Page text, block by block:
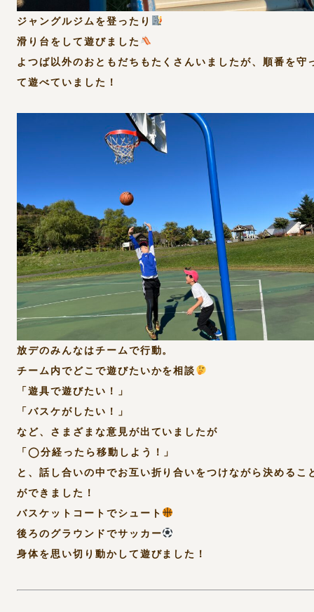
ジャングルジムを登ったり
滑り台をして遊びました
よつば以外のおともだちもたくさんいましたが、順番を守
て遊べていました！
放デのみんなはチームで行動。
チーム内でどこで遊びたいかを相談
「遊具で遊びたい！」
「バスケがしたい！」
など、さまざまな意見が出ていましたが
「◯分経ったら移動しよう！」
と、話し合いの中でお互い折り合いをつけながら決めるこ
ができました！
バスケットコートでシュート
後ろのグラウンドでサッカー
身体を思い切り動かして遊びました！